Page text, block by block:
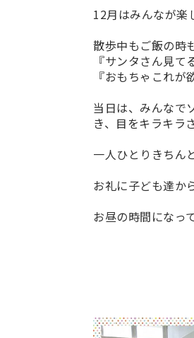
12月はみんなが楽
散歩中もご飯の時
『サンタさん見て
『おもちゃこれ
当日は、みんなで
き、目をキラキラ
一人ひとりきちん
お礼に子ども達か
お昼の時間になっ